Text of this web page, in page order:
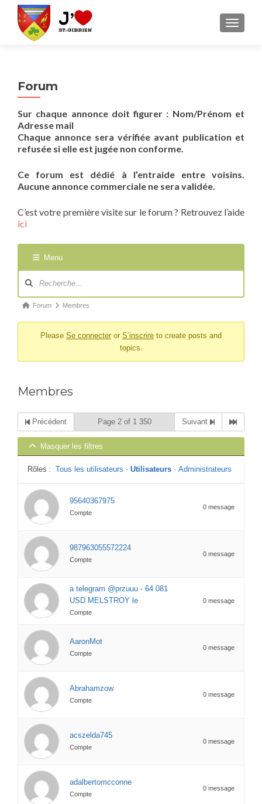
Forum
Sur chaque annonce doit figurer : Nom/Prénom et
Adresse mail
Chaque annonce sera vérifiée avant publication et
refusée si elle est jugée non conforme.
Ce forum est dédié à l’entraide entre voisins.
Aucune annonce commerciale ne sera validée.
C’est votre première visite sur le forum ? Retrouvez l’aide
ici
Menu
forum
Fil
ici :
Forum Membres
Please Se connecter or S’inscrire to create posts and
topics.
Membres
Précédent Page 2 of 1 350 Suivant
Masquer les filtres
Rôles : Tous les utilisateurs · Utilisateurs · Administrateurs
95640367975
Compte
0 message
987963055572224
Compte
0 message
a telegram @przuuu - 64 081
USD MELSTROY le
Compte
0 message
AaronMot
Compte
0 message
Abrahamzow
Compte
0 message
acszelda745
Compte
0 message
adalbertomcconne
Compte
0 message